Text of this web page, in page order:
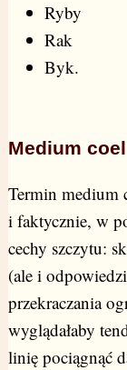
Ryby
Rak
Byk.
Medium
Termin medium
i faktycznie, w
cechy szczytu:
(ale i
przekraczania
wyglądałaby
linię pociągnąć